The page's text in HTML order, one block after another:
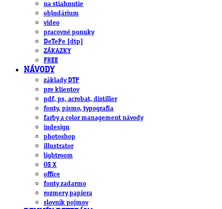
na stiahnutie
obludárium
video
pracovné ponuky
DeTePe [dtp]
ZÁKAZKY
FREE
NÁVODY
základy DTP
pre klientov
pdf, ps, acrobat, distiller
fonty, písmo, typografia
farby a color management návody
indesign
photoshop
illustrator
lightroom
OS X
office
fonty zadarmo
rozmery papiera
slovník pojmov